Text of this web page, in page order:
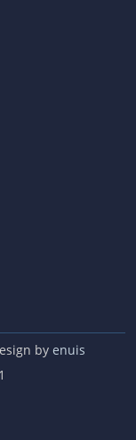
by enuis